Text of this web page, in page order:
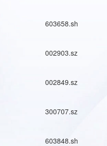
603658.sh
002903.sz
002849.sz
300707.sz
603848.sh